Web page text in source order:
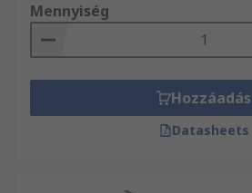
Mennyiség
Hozzáadás
Datasheets